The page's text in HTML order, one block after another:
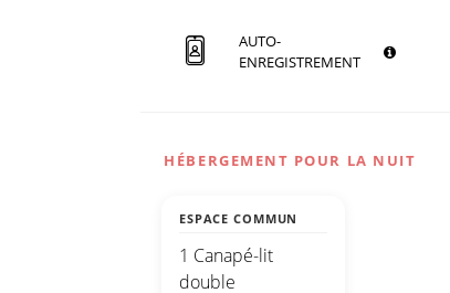
AUTO-
ENREGISTREMENT
HÉBERGEMENT POUR LA NUIT
ESPACE COMMUN
1 Canapé-lit
double